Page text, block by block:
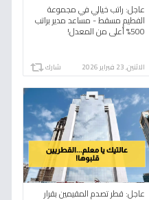
عاجل: راتب خيالي في مجموعة
الفطيم مسقط - مساعد مدير براتب
500% أعلى من المعدل!
الاثنين, 23 فبراير 2026 شارك
عاجل: قطر تصدم المقيمين بقرار